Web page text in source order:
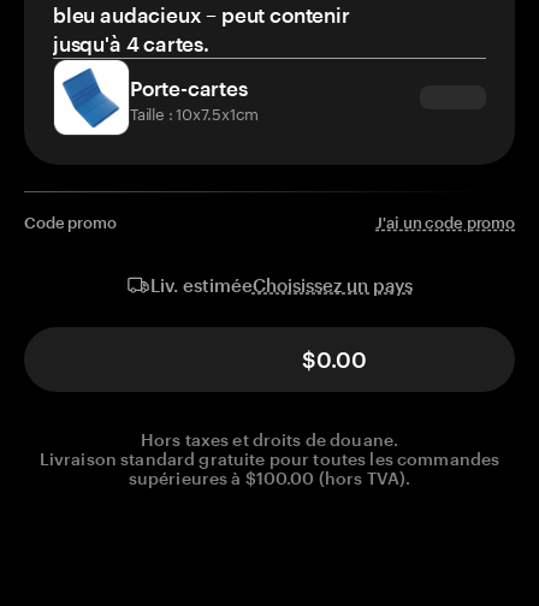
bleu audacieux – peut contenir
jusqu'à 4 cartes.
Porte-cartes
Taille : 10x7.5x1cm
Code promo J'ai un code promo
Liv. estiméeChoisissez un pays
$0.00
Hors taxes et droits de douane.
Livraison standard gratuite pour toutes les commandes
supérieures à $100.00 (hors TVA).